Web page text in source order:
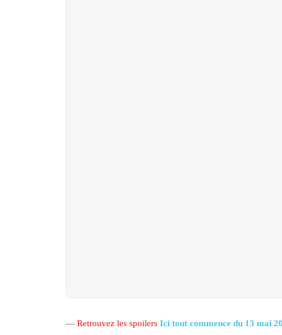
— Retrouvez les spoilers Ici tout commence du 13 mai